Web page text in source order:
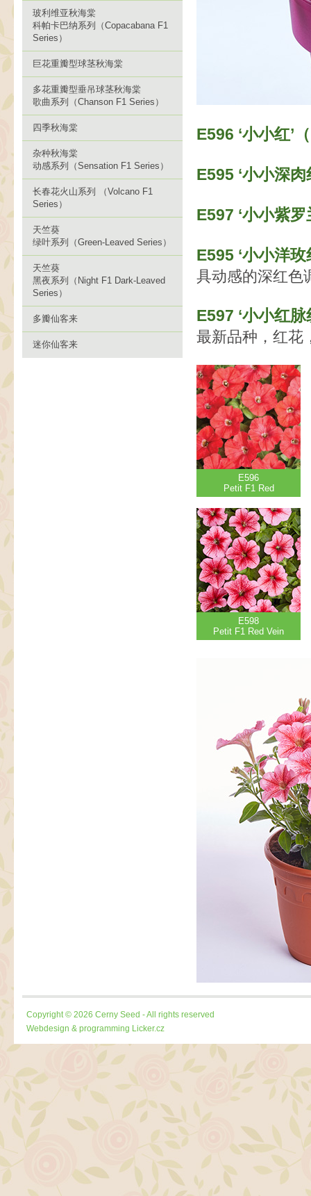
玻利维亚秋海棠
科帕卡巴纳系列（Copacabana F1
Series）
巨花重瓣型球茎秋海棠
多花重瓣型垂吊球茎秋海棠
歌曲系列（Chanson F1 Series）
四季秋海棠
杂种秋海棠
动感系列（Sensation F1 Series）
长春花火山系列 （Volcano F1
Series）
天竺葵
绿叶系列（Green-Leaved Series）
天竺葵
黑夜系列（Night F1 Dark-Leaved
Series）
多瓣仙客来
迷你仙客来
Е596 ‘小小红’
E595 ‘小小深
E597 ‘小小紫
E595 ‘小小洋
具动感的深红色
E597 ‘小小红
最新品种，红花
E596
Petit F1 Red
E598
Petit F1 Red Vein
Copyright © 2026 Cerny Seed - All rights reserved
Webdesign & programming Licker.cz